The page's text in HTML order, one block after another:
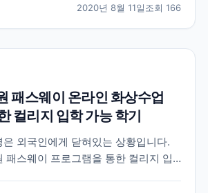
2020년 8월 11일조회 166
패스웨이 온라인 화상수업
컬리지 입학 가능 학기
외국인에게 닫혀있는 상황입니다.
패스웨이 프로그램을 통한 컬리지 입